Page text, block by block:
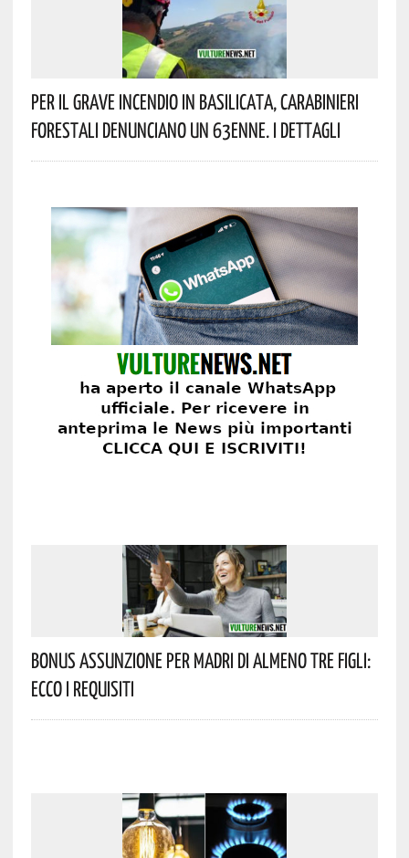
Per Il Grave Incendio In Basilicata, Carabinieri
Forestali Denunciano Un 63enne. I Dettagli
Bonus Assunzione Per Madri Di Almeno Tre Figli:
Ecco I Requisiti